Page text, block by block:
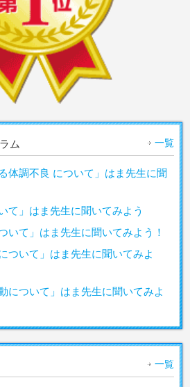
ム 一覧
体調不良 について」はま先生に聞
て」はま先生に聞いてみよう
いて」はま先生に聞いてみよう！
ついて」はま先生に聞いてみよ
について」はま先生に聞いてみよ
一覧